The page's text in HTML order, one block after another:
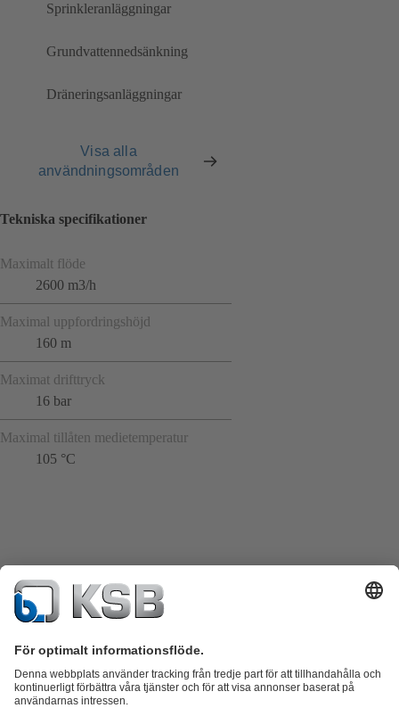
Sprinkleranläggningar
Grundvattennedsänkning
Dräneringsanläggningar
Visa alla
användningsområden
Tekniska specifikationer
Maximalt flöde
2600 m3/h
Maximal uppfordringshöjd
160 m
Maximat drifttryck
16 bar
Maximal tillåten medietemperatur
105 °C